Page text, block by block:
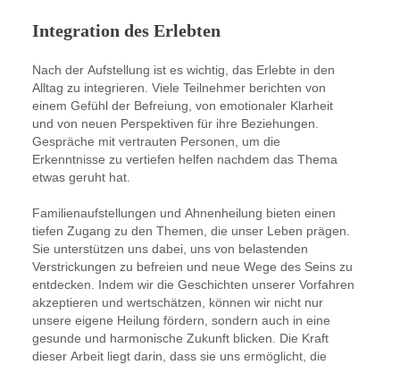
Integration des Erlebten
Nach der Aufstellung ist es wichtig, das Erlebte in den
Alltag zu integrieren. Viele Teilnehmer berichten von
einem Gefühl der Befreiung, von emotionaler Klarheit
und von neuen Perspektiven für ihre Beziehungen.
Gespräche mit vertrauten Personen, um die
Erkenntnisse zu vertiefen helfen nachdem das Thema
etwas geruht hat.
Familienaufstellungen und Ahnenheilung bieten einen
tiefen Zugang zu den Themen, die unser Leben prägen.
Sie unterstützen uns dabei, uns von belastenden
Verstrickungen zu befreien und neue Wege des Seins zu
entdecken. Indem wir die Geschichten unserer Vorfahren
akzeptieren und wertschätzen, können wir nicht nur
unsere eigene Heilung fördern, sondern auch in eine
gesunde und harmonische Zukunft blicken. Die Kraft
dieser Arbeit liegt darin, dass sie uns ermöglicht, die